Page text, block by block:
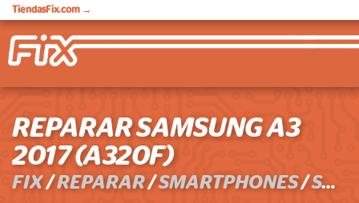
TiendasFix.com →
REPARAR SAMSUNG A3
2017 (A320F)
FIX/REPARAR/SMARTPHONES/SAMSUNG